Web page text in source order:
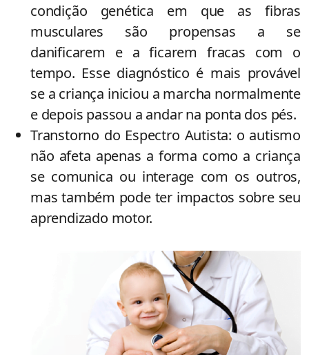
condição genética em que as fibras
musculares são propensas a se
danificarem e a ficarem fracas com o
tempo. Esse diagnóstico é mais provável
se a criança iniciou a marcha normalmente
e depois passou a andar na ponta dos pés.
Transtorno do Espectro Autista: o autismo
não afeta apenas a forma como a criança
se comunica ou interage com os outros,
mas também pode ter impactos sobre seu
aprendizado motor.